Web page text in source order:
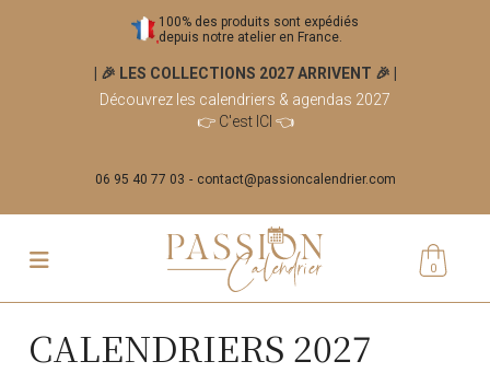
100% des produits sont expédiés
depuis notre atelier en France.
| 🎉 LES COLLECTIONS 2027 ARRIVENT 🎉
Découvrez les calendriers & agendas 2027
👉 C'est ICI 👈
06 95 40 77 03 contact@passioncalendrier.com
0
CALENDRIERS 2027